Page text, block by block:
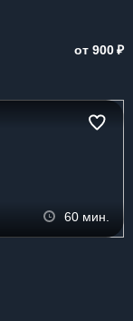
от 900₽
60 мин.